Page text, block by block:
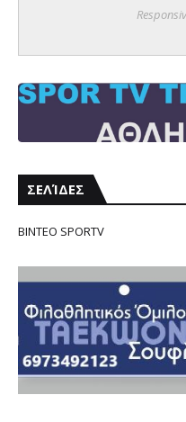
ΣΕΛΊΔΕΣ
ΒΙΝΤΕΟ SPORTV